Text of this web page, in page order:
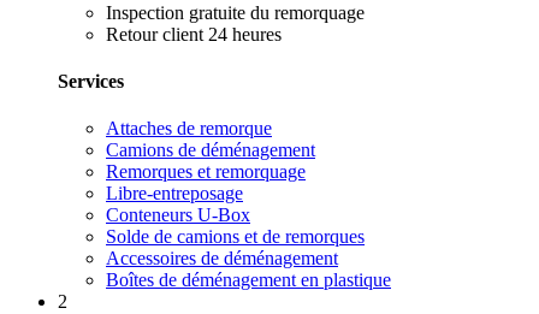
Inspection gratuite du remorquage
Retour client 24 heures
Services
Attaches de remorque
Camions de déménagement
Remorques et remorquage
Libre-entreposage
Conteneurs U-Box
Solde de camions et de remorques
Accessoires de déménagement
Boîtes de déménagement en plastique
2